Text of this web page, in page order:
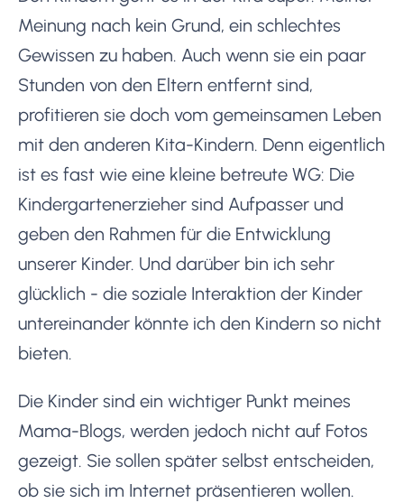
Meinung nach kein Grund, ein schlechtes
Gewissen zu haben. Auch wenn sie ein paar
Stunden von den Eltern entfernt sind,
profitieren sie doch vom gemeinsamen Leben
mit den anderen Kita-Kindern. Denn eigentlich
ist es fast wie eine kleine betreute WG: Die
Kindergartenerzieher sind Aufpasser und
geben den Rahmen für die Entwicklung
unserer Kinder. Und darüber bin ich sehr
glücklich - die soziale Interaktion der Kinder
untereinander könnte ich den Kindern so nicht
bieten.
Die Kinder sind ein wichtiger Punkt meines
Mama-Blogs, werden jedoch nicht auf Fotos
gezeigt. Sie sollen später selbst entscheiden,
ob sie sich im Internet präsentieren wollen.